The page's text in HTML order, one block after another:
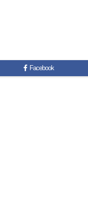
Facebook